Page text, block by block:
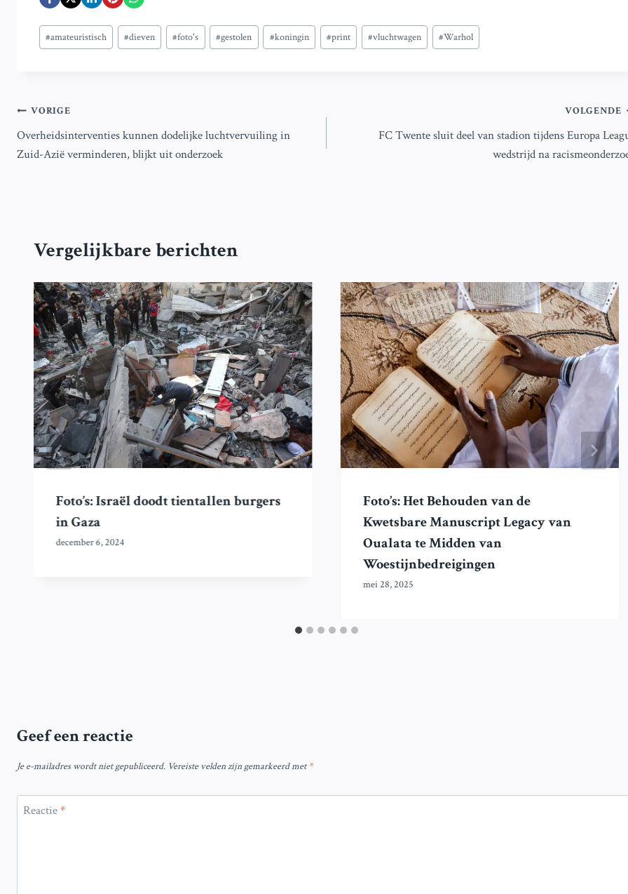
Bericht
tags:
#amateuristisch #dieven #foto's #gestolen #koningin #print #vluchtwagen #Warhol
Bericht
navigatie
VORIGE
Overheidsinterventies kunnen dodelijke luchtvervuiling in
Zuid-Azië verminderen, blijkt uit onderzoek
VOLGENDE
FC Twente sluit deel van stadion tijdens Europa
wedstrijd na
Vergelijkbare berichten
Foto’s: Israël doodt tientallen burgers
in Gaza
december 6, 2024
Foto’s: Het Behouden van de
Kwetsbare Manuscript Legacy van
Oualata te Midden van
Woestijnbedreigingen
mei 28, 2025
Geef een reactie
Je e-mailadres wordt niet gepubliceerd. Vereiste velden zijn gemarkeerd met*
Reactie*